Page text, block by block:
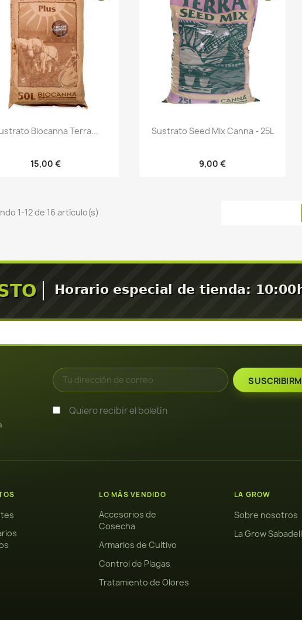
Vista rápida
Biocanna Terra...
15,00 €
Vista rápida
Sustrato Seed Mix Canna - 25L
9,00 €
1-12 de 16 artículo(s)
Quiero recibir el boletín
LO MÁS VENDIDO
Accesorios de
Cosecha
Armarios de Cultivo
Control de Plagas
Tratamiento de Olores
LA GROW
Sobre nosotros
La Grow Sabadell